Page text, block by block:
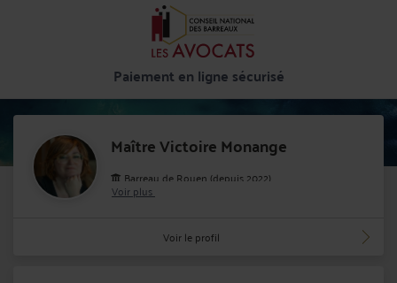
Paiement en ligne sécurisé
Maître Victoire Monange
Barreau de Rouen (depuis 2022)
65 rue Reine des Bois 76230 BOIS GUILLAUME
Voir plus
Voir le profil